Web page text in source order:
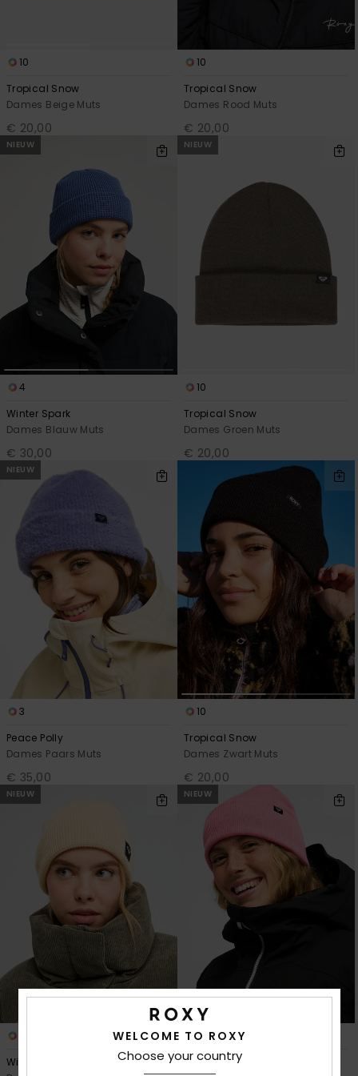
Schoenen
Fitness
10
Tropical Snow
Dames Beige Muts
€ 20,00
10
Tropical Snow
Dames Rood Muts
€ 20,00
NIEUW
4
Winter Spark
Dames Blauw Muts
€ 30,00
NIEUW
10
Tropical Snow
Dames Groen Muts
€ 20,00
NIEUW
3
Peace Polly
Dames Paars Muts
€ 35,00
10
Tropical Snow
Dames Zwart Muts
€ 20,00
NIEUW
Winter Spark
NIEUW
10
Tropical Snow
WELCOME TO ROXY
Choose your country